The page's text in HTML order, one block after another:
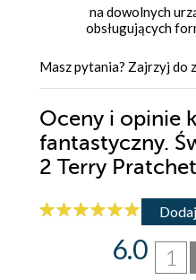
na dowolnych
obsługujących
Masz pytania? Zajrzyj do
Oceny i opinie
fantastyczny.
2 Terry
1
6.0